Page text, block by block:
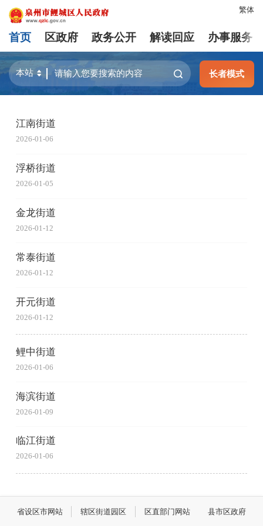
繁体
首页 区政府 政务公开 解读回应 办事服务
长者模式
江南街道
2026-01-06
浮桥街道
2026-01-05
金龙街道
2026-01-12
常泰街道
2026-01-12
开元街道
2026-01-12
鲤中街道
2026-01-06
海滨街道
2026-01-09
临江街道
2026-01-06
省设区市网站 辖区街道园区 区直部门网站 县市区政府